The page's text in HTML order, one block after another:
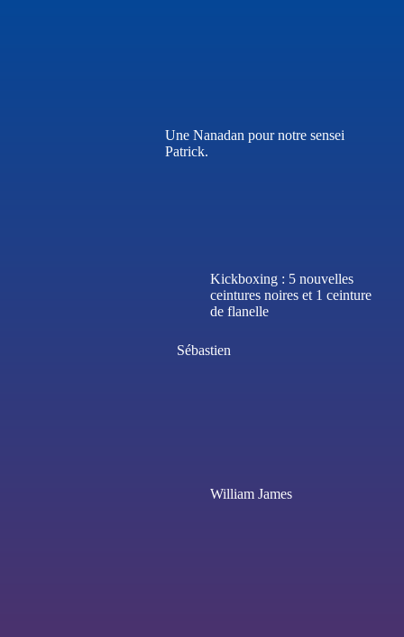
Une Nanadan pour notre sensei
Patrick.
Kickboxing : 5 nouvelles
ceintures noires et 1 ceinture
de flanelle
Sébastien
William James